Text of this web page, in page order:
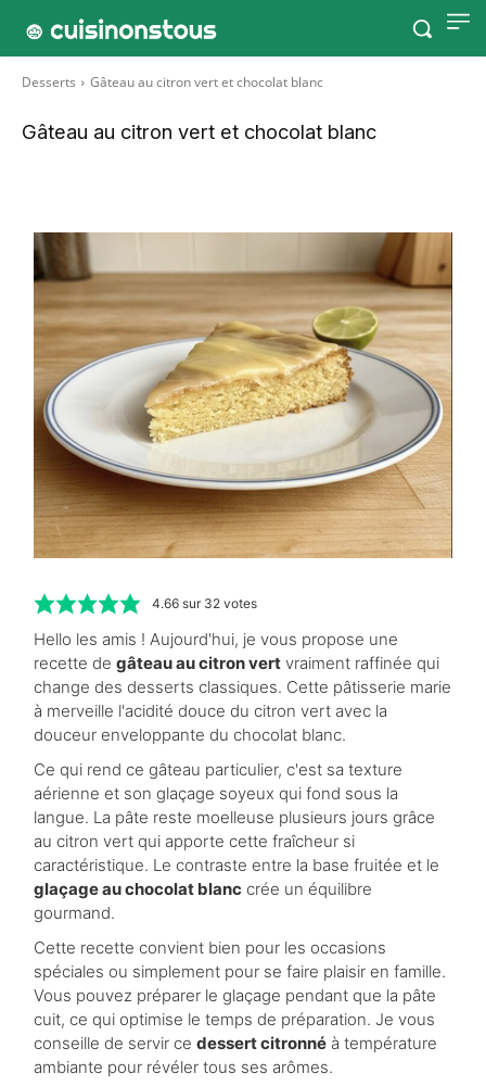
Desserts Gâteau au citron vert et chocolat blanc
Gâteau au citron vert et chocolat blanc
4.66sur 32votes
Hello les amis ! Aujourd'hui, je vous propose une
recette de gâteau au citron vert vraiment raffinée qui
change des desserts classiques. Cette pâtisserie marie
à merveille l'acidité douce du citron vert avec la
douceur enveloppante du chocolat blanc.
Ce qui rend ce gâteau particulier, c'est sa texture
aérienne et son glaçage soyeux qui fond sous la
langue. La pâte reste moelleuse plusieurs jours grâce
au citron vert qui apporte cette fraîcheur si
caractéristique. Le contraste entre la base fruitée et le
glaçage au chocolat blanc crée un équilibre
gourmand.
Cette recette convient bien pour les occasions
spéciales ou simplement pour se faire plaisir en famille.
Vous pouvez préparer le glaçage pendant que la pâte
cuit, ce qui optimise le temps de préparation. Je vous
conseille de servir ce dessert citronné à température
ambiante pour révéler tous ses arômes.